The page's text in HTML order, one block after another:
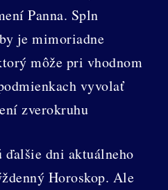
Panna. Spln
je mimoriadne
môže pri vhodnom
vyvolať
zverokruhu
ďalšie dni aktuálneho
Horoskop. Ale